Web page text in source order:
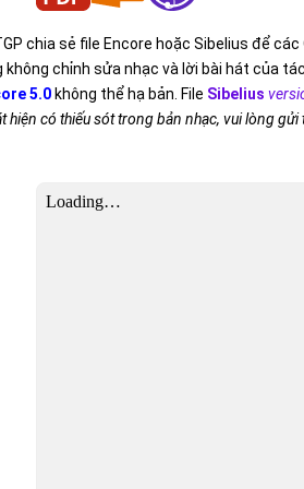
chia sẻ file Encore hoặc Sibelius để
không chỉnh sửa nhạc và lời bài hát của
5.0 không thể hạ bản. File Sibelius
hiện có thiếu sót trong bản nhạc, vui lòng